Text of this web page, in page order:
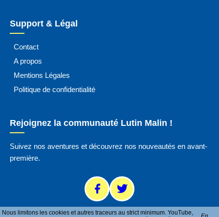
Nous limitons les cookies et autres traceurs au strict minimum. YouTube,
Support & Légal
Contact
A propos
Mentions Légales
Politique de confidentialité
Rejoignez la communauté Lutin Malin !
Suivez nos aventures et découvrez nos nouveautés en avant-
première.